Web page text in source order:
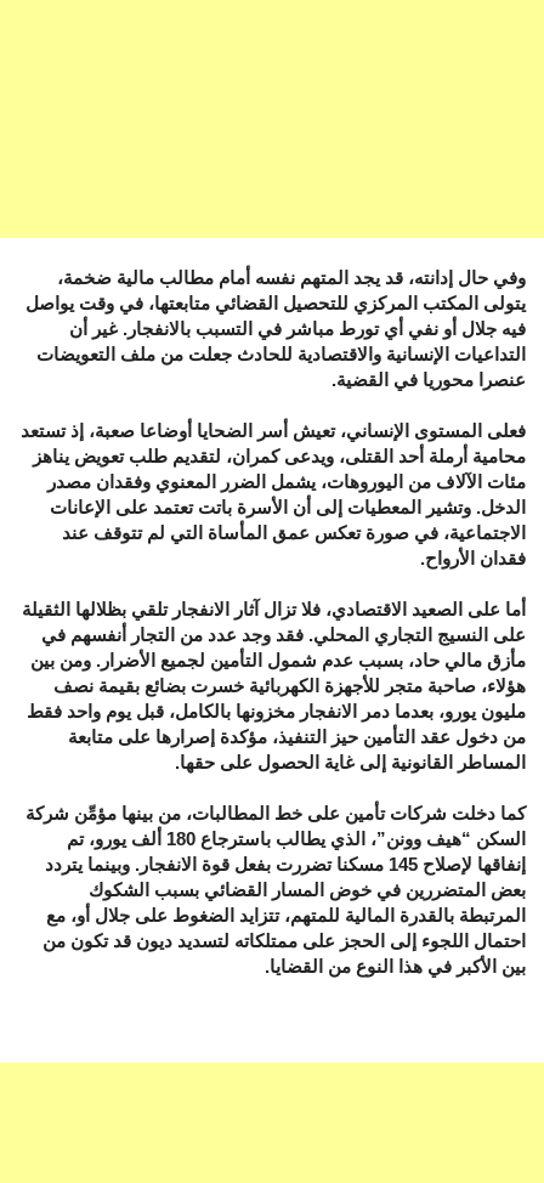
وفي حال إدانته، قد يجد المتهم نفسه أمام مطالب مالية ضخمة،
يتولى المكتب المركزي للتحصيل القضائي متابعتها، في وقت يواصل
فيه جلال أو نفي أي تورط مباشر في التسبب بالانفجار. غير أن
التداعيات الإنسانية والاقتصادية للحادث جعلت من ملف التعويضات
عنصرا محوريا في القضية.
فعلى المستوى الإنساني، تعيش أسر الضحايا أوضاعا صعبة، إذ تستعد
محامية أرملة أحد القتلى، ويدعى كمران، لتقديم طلب تعويض يناهز
مئات الآلاف من اليوروهات، يشمل الضرر المعنوي وفقدان مصدر
الدخل. وتشير المعطيات إلى أن الأسرة باتت تعتمد على الإعانات
الاجتماعية، في صورة تعكس عمق المأساة التي لم تتوقف عند
فقدان الأرواح.
أما على الصعيد الاقتصادي، فلا تزال آثار الانفجار تلقي بظلالها الثقيلة
على النسيج التجاري المحلي. فقد وجد عدد من التجار أنفسهم في
مأزق مالي حاد، بسبب عدم شمول التأمين لجميع الأضرار. ومن بين
هؤلاء، صاحبة متجر للأجهزة الكهربائية خسرت بضائع بقيمة نصف
مليون يورو، بعدما دمر الانفجار مخزونها بالكامل، قبل يوم واحد فقط
من دخول عقد التأمين حيز التنفيذ، مؤكدة إصرارها على متابعة
المساطر القانونية إلى غاية الحصول على حقها.
كما دخلت شركات تأمين على خط المطالبات، من بينها مؤمِّن شركة
السكن “هيف وونن”، الذي يطالب باسترجاع 180 ألف يورو، تم
إنفاقها لإصلاح 145 مسكنا تضررت بفعل قوة الانفجار. وبينما يتردد
بعض المتضررين في خوض المسار القضائي بسبب الشكوك
المرتبطة بالقدرة المالية للمتهم، تتزايد الضغوط على جلال أو، مع
احتمال اللجوء إلى الحجز على ممتلكاته لتسديد ديون قد تكون من
بين الأكبر في هذا النوع من القضايا.